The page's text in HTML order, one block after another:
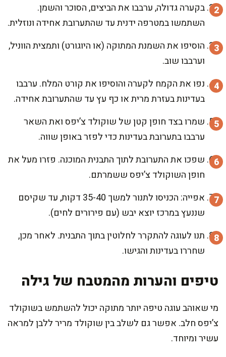
בקערה גדולה, ערבבו את הביצים, הסוכר והשמן.
השתמשו במטרפה ידנית עד שהתערובת אחידה ונוזלית.
הוסיפו את השמנת המתוקה (או היוגורט) ותמצית הווניל,
וערבבו שוב.
נפו את הקמח לקערה והוסיפו את קורט המלח. ערבבו
בעדינות בעזרת מרית או כף עץ עד שהתערובת אחידה.
שמרו בצד חופן קטן של שוקולד צ’יפס ואת השאר
ערבבו בתערובת בעדינות כדי לפזר באופן שווה.
שפכו את התערובת לתוך התבנית המוכנה. פזרו מעל את
חופן השוקולד צ’יפס ששמרתם.
אפייה: הכניסו לתנור למשך 35-40 דקות, עד שקיסם
שננעץ במרכז יוצא יבש (עם פירורים לחים).
תנו לעוגה להתקרר לחלוטין בתוך התבנית. לאחר מכן,
שחררו בעדינות והגישו.
טיפים והערות מהמטבח של גילה
מי שאוהב עוגה טיפה יותר מתוקה יכול להשתמש בשוקולד
צ’יפס חלב. אפשר גם לשלב בין שוקולד מריר ללבן למראה
עשיר ומיוחד.